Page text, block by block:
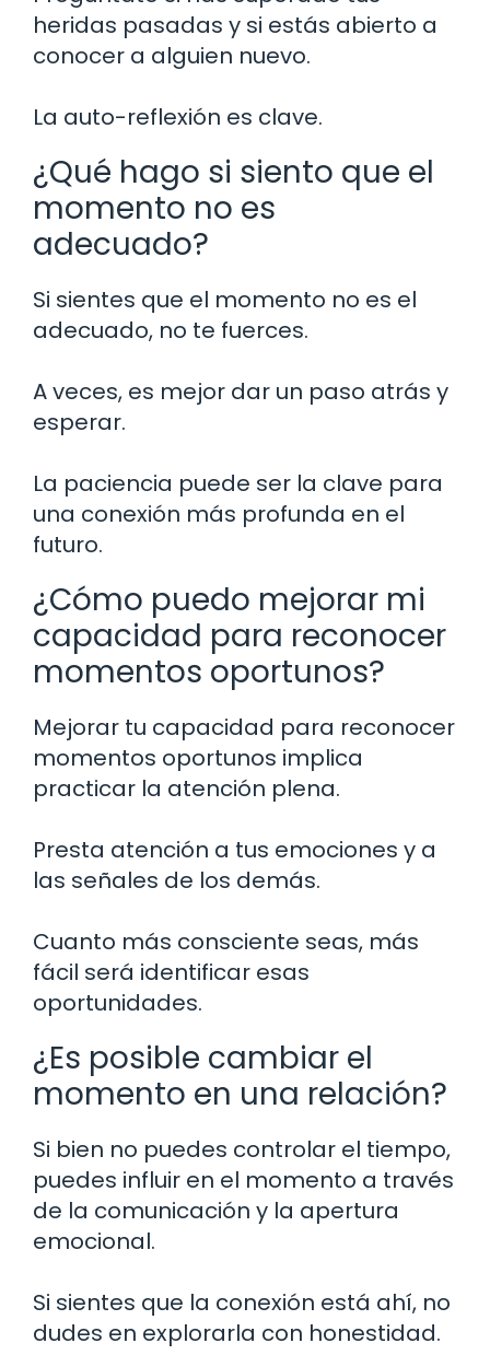
heridas pasadas y si estás abierto a
conocer a alguien nuevo.
La auto-reflexión es clave.
¿Qué hago si siento que el
momento no es
adecuado?
Si sientes que el momento no es el
adecuado, no te fuerces.
A veces, es mejor dar un paso atrás y
esperar.
La paciencia puede ser la clave para
una conexión más profunda en el
futuro.
¿Cómo puedo mejorar mi
capacidad para reconocer
momentos oportunos?
Mejorar tu capacidad para reconocer
momentos oportunos implica
practicar la atención plena.
Presta atención a tus emociones y a
las señales de los demás.
Cuanto más consciente seas, más
fácil será identificar esas
oportunidades.
¿Es posible cambiar el
momento en una relación?
Si bien no puedes controlar el tiempo,
puedes influir en el momento a través
de la comunicación y la apertura
emocional.
Si sientes que la conexión está ahí, no
dudes en explorarla con honestidad.